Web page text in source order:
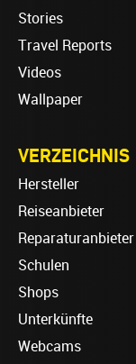
Stories
Travel Reports
Videos
Wallpaper
VERZEICHNIS
Hersteller
Reiseanbieter
Reparaturanbieter
Schulen
Shops
Unterkünfte
Webcams